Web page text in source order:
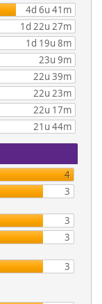
4d 6u 41m
1d 22u 27m
1d 19u 8m
23u 9m
22u 39m
22u 23m
22u 17m
21u 44m
4
3
3
3
3